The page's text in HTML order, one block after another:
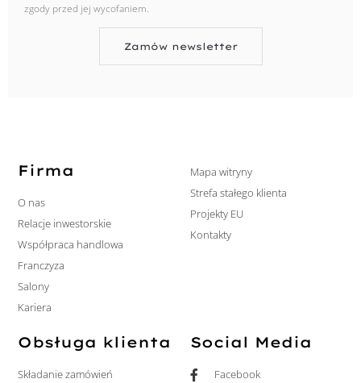
zgody przed jej wycofaniem.
Zamów newsletter
Firma
O nas
Relacje inwestorskie
Współpraca handlowa
Franczyza
Salony
Kariera
Mapa witryny
Strefa stałego klienta
Projekty EU
Kontakty
Obsługa klienta
Składanie zamówień
Social Media
Facebook